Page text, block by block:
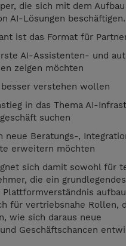
die sich mit dem
AI-Lösungen beschäftigen.
ist das Format für
AI-Assistenten- und
zeigen möchten
verstehen wollen
in das Thema AI-
suchen
neue Beratungs-,
erweitern möchten
sich damit sowohl für
die ein grundlegendes
für vertriebsnahe Rollen,
wie sich daraus neue
Geschäftschancen